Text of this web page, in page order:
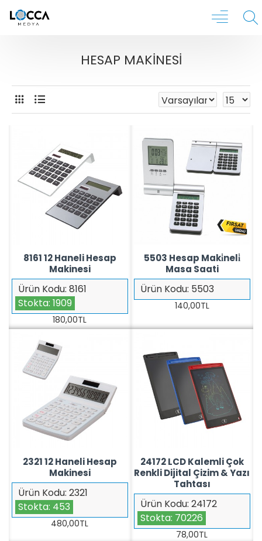
HESAP MAKINESI
Ürün Kodu: 8161
Stokta: 1909
8161 12 Haneli Hesap
Makinesi
180,00TL
Ürün Kodu: 5503
5503 Hesap Maki̇neli̇
Masa Saati
140,00TL
Ürün Kodu: 2321
Stokta: 453
2321 12 Haneli Hesap
Makinesi
480,00TL
Ürün Kodu: 24172
Stokta: 70226
24172 LCD Kalemli Çok
Renkli Dijital Çizim & Yazı
Tahtası
78,00TL